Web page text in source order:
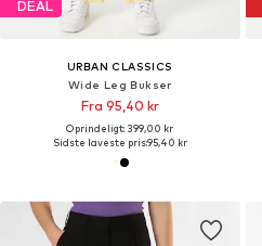
DEAL
URBAN CLASSICS
Wide Leg Bukser
Fra 95,40 kr
Oprindeligt: 399,00 kr
Sidste laveste pris:95,40 kr